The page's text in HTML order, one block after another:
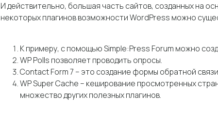
И действительно, большая часть сайтов, созданных на
некоторых плагинов возможности WordPress можно
К примеру, с помощью Simple:Press Forum можно
WP Polls позволяет проводить опросы.
Contact Form 7 – это создание формы обратной
WP Super Cache – кеширование просмотренных
множество других полезных плагинов.